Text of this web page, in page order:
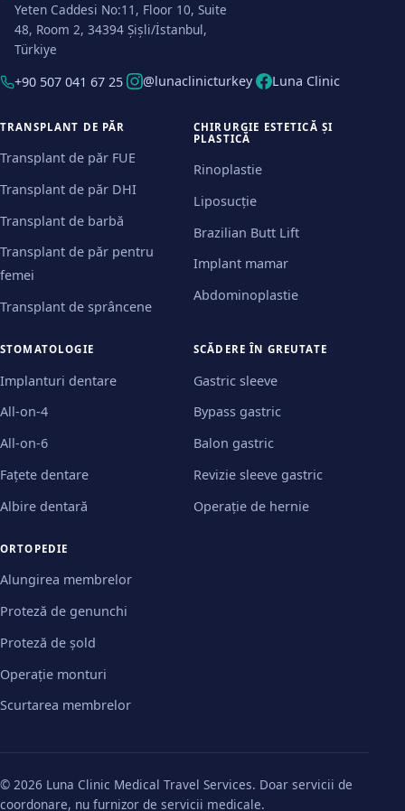
Yeten Caddesi No:11, Floor 10, Suite
48, Room 2, 34394 Şişli/İstanbul,
Türkiye
+90 507 041 67 25
@lunaclinicturkey Luna Clinic
TRANSPLANT DE PĂR
Transplant de păr FUE
Transplant de păr DHI
Transplant de barbă
Transplant de păr pentru
femei
Transplant de sprâncene
CHIRURGIE ESTETICĂ ȘI
PLASTICĂ
Rinoplastie
Liposucție
Brazilian Butt Lift
Implant mamar
Abdominoplastie
STOMATOLOGIE
Implanturi dentare
All-on-4
All-on-6
Fațete dentare
Albire dentară
SCĂDERE ÎN GREUTATE
Gastric sleeve
Bypass gastric
Balon gastric
Revizie sleeve gastric
Operație de hernie
ORTOPEDIE
Alungirea membrelor
Proteză de genunchi
Proteză de șold
Operație monturi
Scurtarea membrelor
© 2026 Luna Clinic Medical Travel Services. Doar servicii de
coordonare, nu furnizor de servicii medicale.